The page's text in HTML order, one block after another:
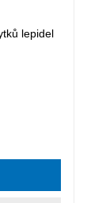
lepidel